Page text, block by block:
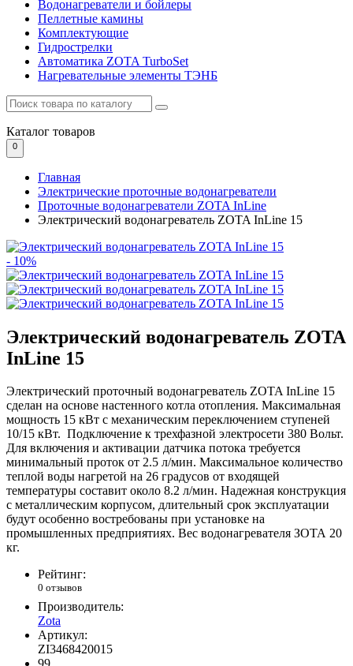
Водонагреватели и бойлеры
Пеллетные камины
Комплектующие
Гидрострелки
Автоматика ZOTA TurboSet
Нагревательные элементы ТЭНБ
Каталог товаров
0
Главная
Электрические проточные водонагреватели
Проточные водонагреватели ZOTA InLine
Электрический водонагреватель ZOTA InLine 15
- 10%
Электрический водонагреватель ZOTA
InLine 15
Электрический проточный водонагреватель ZOTA InLine 15
сделан на основе настенного котла отопления. Максимальная
мощность 15 кВт с механическим переключением ступеней
10/15 кВт. Подключение к трехфазной электросети 380 Вольт.
Для включения и активации датчика потока требуется
минимальный проток от 2.5 л/мин. Максимальное количество
теплой воды нагретой на 26 градусов от входящей
температуры составит около 8.2 л/мин. Надежная конструкция
с металлическим корпусом, длительный срок эксплуатации
будут особенно востребованы при установке на
промышленных предприятиях. Вес водонагревателя ЗОТА 20
кг.
Рейтинг:
0 отзывов
Производитель:
Zota
Артикул:
ZI3468420015
99